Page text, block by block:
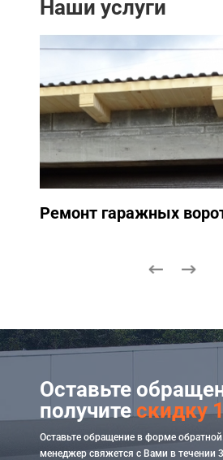
Наши услуги
Ремонт гаражных
Оставьте
получитескидку
Оставьте обращение в форме
менеджер свяжется с Вами в течении